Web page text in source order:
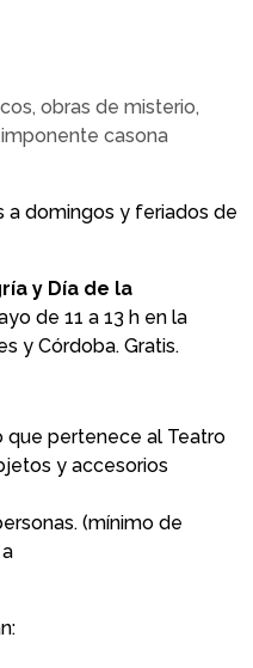
obras de misterio,
casona
a domingos y feriados de
y Día de la
de 11 a 13 h en la
y Córdoba. Gratis.
que pertenece al Teatro
y accesorios
(mínimo de